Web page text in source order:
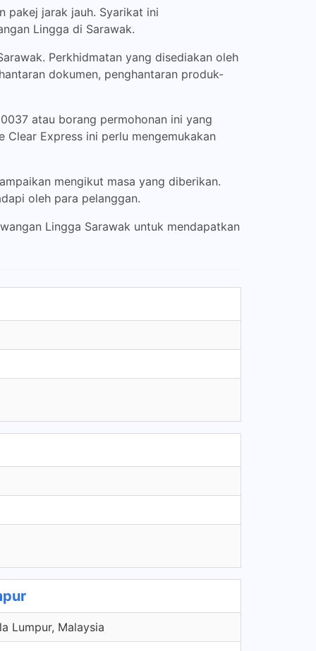
pakej jarak jauh. Syarikat ini
Lingga di Sarawak.
Perkhidmatan yang disediakan oleh
dokumen, penghantaran produk-
atau borang permohonan ini yang
Express ini perlu mengemukakan
mengikut masa yang diberikan.
oleh para pelanggan.
Lingga Sarawak untuk mendapatkan
Lumpur, Malaysia